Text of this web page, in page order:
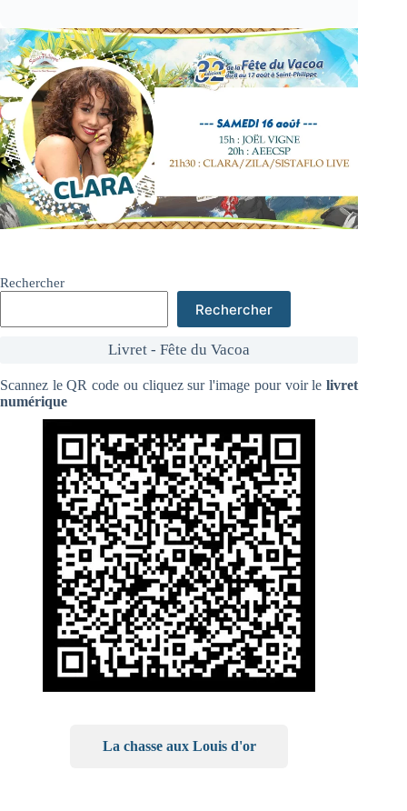
Rechercher
Rechercher
Livret - Fête du Vacoa
Scannez le QR code ou cliquez sur l'image pour voir lelivret
numérique
La chasse aux Louis d'or